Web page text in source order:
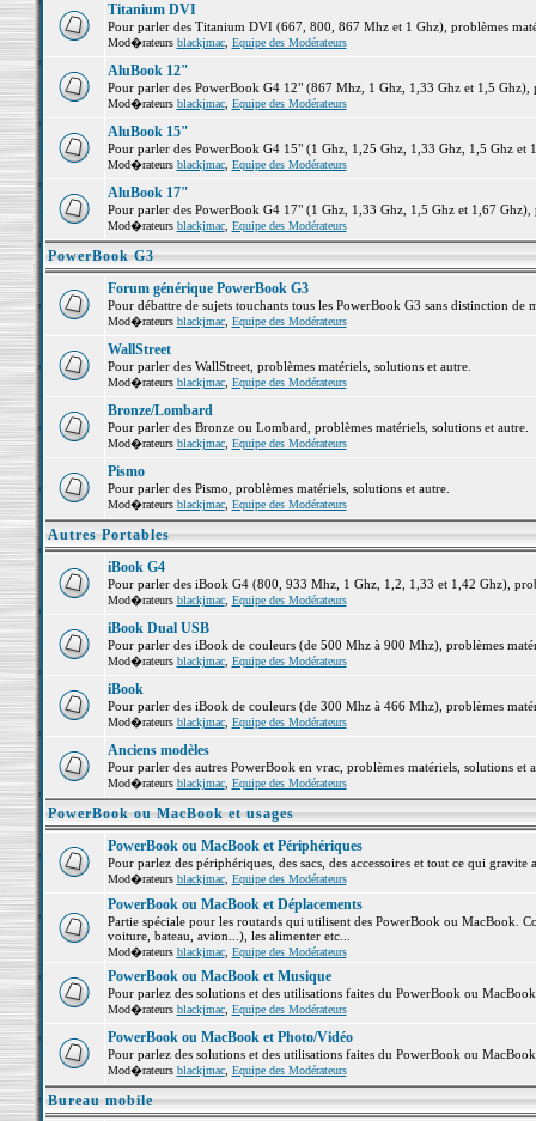
Titanium DVI
Pour parler des Titanium DVI (667, 800, 867 Mhz et 1 Ghz), problèmes
Mod�rateurs blackjmac, Equipe des Modérateurs
AluBook 12"
Pour parler des PowerBook G4 12" (867 Mhz, 1 Ghz, 1,33 Ghz et 1,5 Ghz),
Mod�rateurs blackjmac, Equipe des Modérateurs
AluBook 15"
Pour parler des PowerBook G4 15" (1 Ghz, 1,25 Ghz, 1,33 Ghz, 1,5 Ghz et
Mod�rateurs blackjmac, Equipe des Modérateurs
AluBook 17"
Pour parler des PowerBook G4 17" (1 Ghz, 1,33 Ghz, 1,5 Ghz et 1,67 Ghz),
Mod�rateurs blackjmac, Equipe des Modérateurs
PowerBook G3
Forum générique PowerBook G3
Pour débattre de sujets touchants tous les PowerBook G3 sans distinction de
Mod�rateurs blackjmac, Equipe des Modérateurs
WallStreet
Pour parler des WallStreet, problèmes matériels, solutions et autre.
Mod�rateurs blackjmac, Equipe des Modérateurs
Bronze/Lombard
Pour parler des Bronze ou Lombard, problèmes matériels, solutions et autre.
Mod�rateurs blackjmac, Equipe des Modérateurs
Pismo
Pour parler des Pismo, problèmes matériels, solutions et autre.
Mod�rateurs blackjmac, Equipe des Modérateurs
Autres Portables
iBook G4
Pour parler des iBook G4 (800, 933 Mhz, 1 Ghz, 1,2, 1,33 et 1,42 Ghz),
Mod�rateurs blackjmac, Equipe des Modérateurs
iBook Dual USB
Pour parler des iBook de couleurs (de 500 Mhz à 900 Mhz), problèmes
Mod�rateurs blackjmac, Equipe des Modérateurs
iBook
Pour parler des iBook de couleurs (de 300 Mhz à 466 Mhz), problèmes
Mod�rateurs blackjmac, Equipe des Modérateurs
Anciens modèles
Pour parler des autres PowerBook en vrac, problèmes matériels, solutions et
Mod�rateurs blackjmac, Equipe des Modérateurs
PowerBook ou MacBook et usages
PowerBook ou MacBook et Périphériques
Pour parlez des périphériques, des sacs, des accessoires et tout ce qui
Mod�rateurs blackjmac, Equipe des Modérateurs
PowerBook ou MacBook et Déplacements
Partie spéciale pour les routards qui utilisent des PowerBook ou MacBook.
voiture, bateau, avion...), les alimenter etc...
Mod�rateurs blackjmac, Equipe des Modérateurs
PowerBook ou MacBook et Musique
Pour parlez des solutions et des utilisations faites du PowerBook ou
Mod�rateurs blackjmac, Equipe des Modérateurs
PowerBook ou MacBook et Photo/Vidéo
Pour parlez des solutions et des utilisations faites du PowerBook ou
Mod�rateurs blackjmac, Equipe des Modérateurs
Bureau mobile